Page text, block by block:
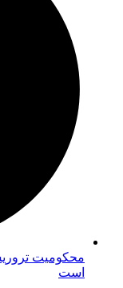
محکومیت
است